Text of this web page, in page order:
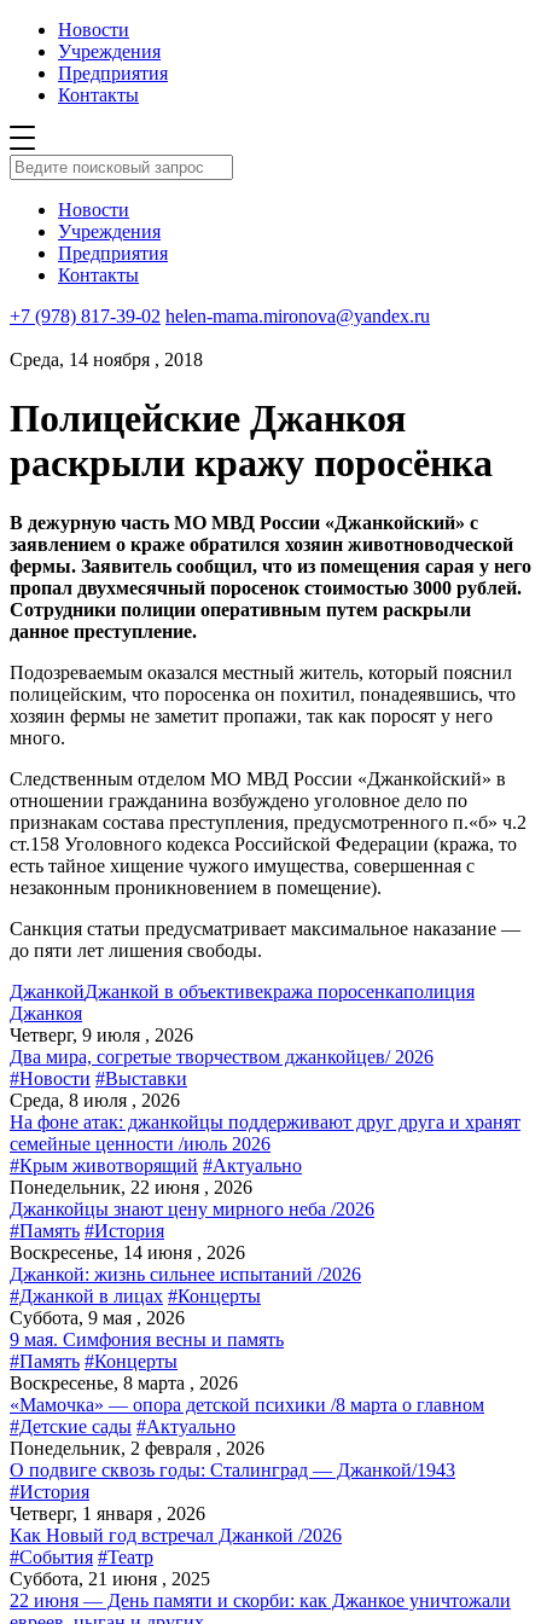
Новости
Учреждения
Предприятия
Контакты
Новости
Учреждения
Предприятия
Контакты
+7 (978) 817-39-02 helen-mama.mironova@yandex.ru
Среда, 14 ноября , 2018
Полицейские Джанкоя
раскрыли кражу поросёнка
В дежурную часть МО МВД России «Джанкойский» с
заявлением о краже обратился хозяин животноводческой
фермы. Заявитель сообщил, что из помещения сарая у него
пропал двухмесячный поросенок стоимостью 3000 рублей.
Сотрудники полиции оперативным путем раскрыли
данное преступление.
Подозреваемым оказался местный житель, который пояснил
полицейским, что поросенка он похитил, понадеявшись, что
хозяин фермы не заметит пропажи, так как поросят у него
много.
Следственным отделом МО МВД России «Джанкойский» в
отношении гражданина возбуждено уголовное дело по
признакам состава преступления, предусмотренного п.«б» ч.2
ст.158 Уголовного кодекса Российской Федерации (кража, то
есть тайное хищение чужого имущества, совершенная с
незаконным проникновением в помещение).
Санкция статьи предусматривает максимальное наказание —
до пяти лет лишения свободы.
ДжанкойДжанкой в объективекража поросенкаполиция
Джанкоя
Четверг, 9 июля , 2026
Два мира, согретые творчеством джанкойцев/ 2026
#Новости #Выставки
Среда, 8 июля , 2026
На фоне атак: джанкойцы поддерживают друг друга и хранят
семейные ценности /июль 2026
#Крым животворящий #Актуально
Понедельник, 22 июня , 2026
Джанкойцы знают цену мирного неба /2026
#Память #История
Воскресенье, 14 июня , 2026
Джанкой: жизнь сильнее испытаний /2026
#Джанкой в лицах #Концерты
Суббота, 9 мая , 2026
9 мая. Симфония весны и память
#Память #Концерты
Воскресенье, 8 марта , 2026
«Мамочка» — опора детской психики /8 марта о главном
#Детские сады #Актуально
Понедельник, 2 февраля , 2026
О подвиге сквозь годы: Сталинград — Джанкой/1943
#История
Четверг, 1 января , 2026
Как Новый год встречал Джанкой /2026
#События #Театр
Суббота, 21 июня , 2025
22 июня — День памяти и скорби: как Джанкое уничтожали